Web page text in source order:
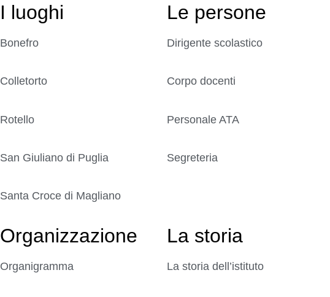
I luoghi
Bonefro
Colletorto
Rotello
San Giuliano di Puglia
Santa Croce di Magliano
Le persone
Dirigente scolastico
Corpo docenti
Personale ATA
Segreteria
Organizzazione
Organigramma
La storia
La storia dell’istituto